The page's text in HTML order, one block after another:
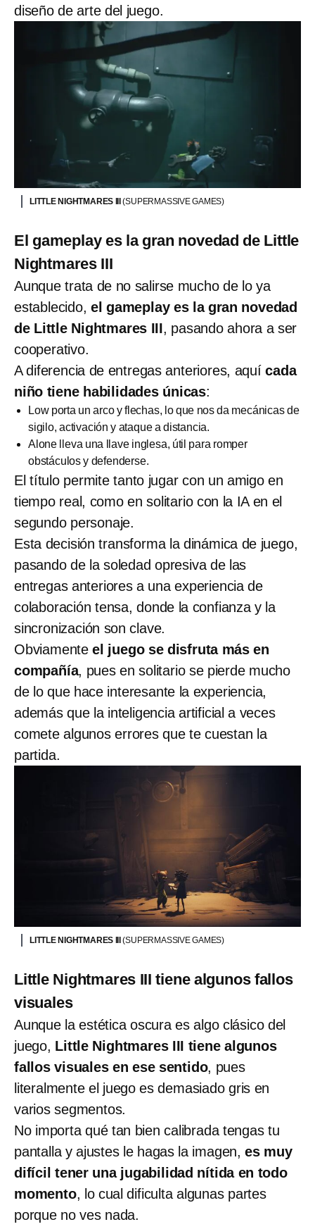
diseño de arte del juego.
LITTLE NIGHTMARES III(SUPERMASSIVE GAMES)
El gameplay es la gran novedad de Little
Nightmares III
Aunque trata de no salirse mucho de lo ya
establecido,el gameplay es la gran novedad
de Little Nightmares III, pasando ahora a ser
cooperativo.
A diferencia de entregas anteriores, aquícada
niño tiene habilidades únicas:
Low porta un arco y flechas, lo que nos da mecánicas de
sigilo, activación y ataque a distancia.
Alone lleva una llave inglesa, útil para romper
obstáculos y defenderse.
El título permite tanto jugar con un amigo en
tiempo real, como en solitario con la IA en el
segundo personaje.
Esta decisión transforma la dinámica de juego,
pasando de la soledad opresiva de las
entregas anteriores a una experiencia de
colaboración tensa, donde la confianza y la
sincronización son clave.
Obviamenteel juego se disfruta más en
compañía, pues en solitario se pierde mucho
de lo que hace interesante la experiencia,
además que la inteligencia artificial a veces
comete algunos errores que te cuestan la
partida.
LITTLE NIGHTMARES III(SUPERMASSIVE GAMES)
Little Nightmares III tiene algunos fallos
visuales
Aunque la estética oscura es algo clásico del
juego, Little Nightmares III tiene algunos
fallos visuales en ese sentido, pues
literalmente el juego es demasiado gris en
varios segmentos.
No importa qué tan bien calibrada tengas tu
pantalla y ajustes le hagas la imagen,es muy
difícil tener una jugabilidad nítida en todo
momento, lo cual dificulta algunas partes
porque no ves nada.